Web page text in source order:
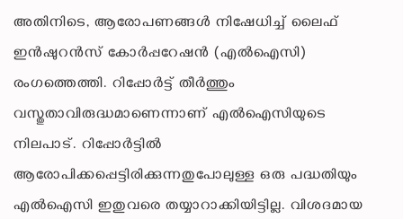
അതിനിടെ, ആരോപണങ്ങൾ നിഷേധിച്ച് ലൈഫ്
ഇൻഷുറൻസ് കോർപ്പറേഷൻ (എൽഐസി)
രംഗത്തെത്തി. റിപ്പോർട്ട് തീർത്തും
വസ്തുതാവിരുദ്ധമാണെന്നാണ് എൽഐസിയുടെ
നിലപാട്. റിപ്പോർട്ടിൽ
ആരോപിക്കപ്പെട്ടിരിക്കുന്നതുപോലുള്ള ഒരു പദ്ധതിയും
എൽഐസി ഇതുവരെ തയ്യാറാക്കിയിട്ടില്ല. വിശദമായ